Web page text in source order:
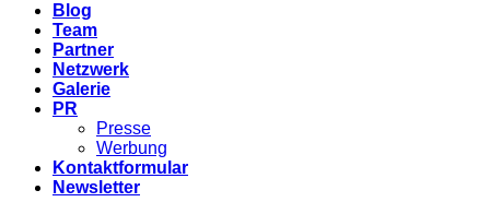
Blog
Team
Partner
Netzwerk
Galerie
PR
Presse
Werbung
Kontaktformular
Newsletter